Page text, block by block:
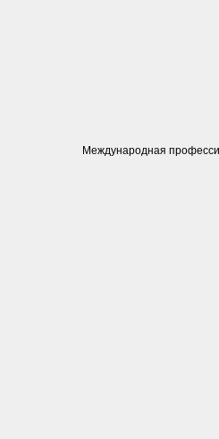
Международная